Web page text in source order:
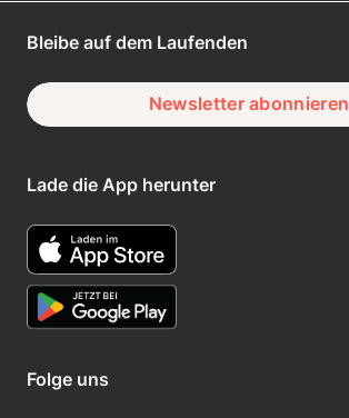
Bleibe auf dem Laufenden
Newsletter abonnieren
Lade die App herunter
Folge uns